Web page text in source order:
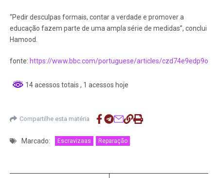
“Pedir desculpas formais, contar a verdade e promover a
educação fazem parte de uma ampla série de medidas”, conclui
Hamood.
fonte: https://www.bbc.com/portuguese/articles/czd74e9edp9o
14 acessos totais , 1 acessos hoje
Compartilhe esta matéria
Marcado: Escravizaas Reparação